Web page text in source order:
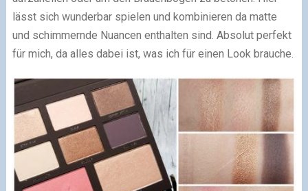
lässt sich wunderbar spielen und kombinieren da matte
und schimmernde Nuancen enthalten sind. Absolut perfekt
für mich, da alles dabei ist, was ich für einen Look brauche.